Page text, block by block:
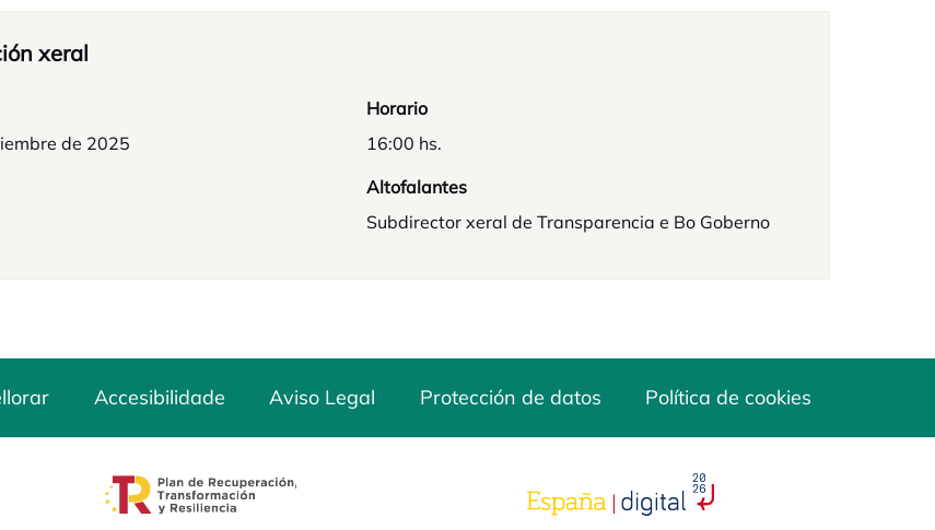
xeral
de 2025
Horario
16:00 hs.
Altofalantes
Subdirector xeral de Transparencia e Bo Goberno
Accesibilidade Aviso Legal Protección de datos Política de cookies
opens in a new tab opens in a new tab